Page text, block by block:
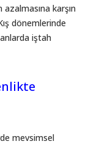
karşın
dönemlerinde
iştah
mevsimsel